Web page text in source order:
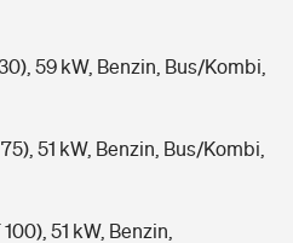
59 kW, Benzin, Bus/Kombi,
51 kW, Benzin, Bus/Kombi,
51 kW, Benzin,